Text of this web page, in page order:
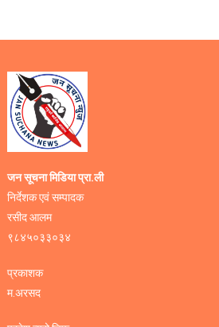
जन सूचना मिडिया प्रा.ली
निर्देशक एवं सम्पादक
रसीद आलम
९८४५०३३०३४
प्रकाशक
म.अरसद